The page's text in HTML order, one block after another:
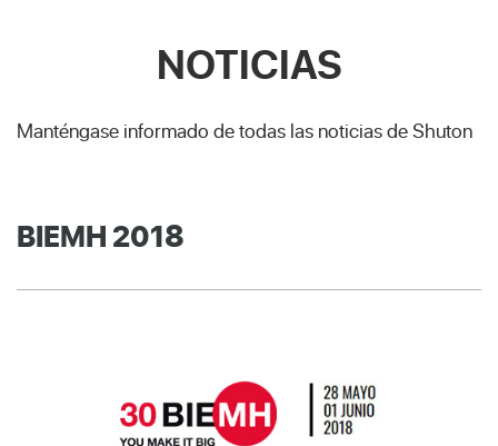
NOTICIAS
Manténgase informado de todas las noticias de Shuton
BIEMH 2018